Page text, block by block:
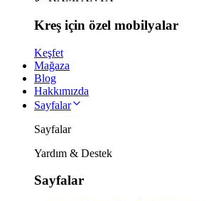
Kreş için özel mobilyalar
Keşfet
Mağaza
Blog
Hakkımızda
Sayfalar
Sayfalar
Yardım & Destek
Sayfalar